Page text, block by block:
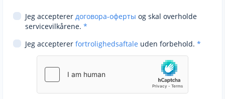
Jeg accepterer договора-оферты og skal overholde
servicevilkårene. *
Jeg accepterer fortrolighedsaftale uden forbehold. *